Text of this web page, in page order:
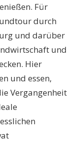
Für
durch
und darüber
und
Hier
und essen,
Vergangenheit